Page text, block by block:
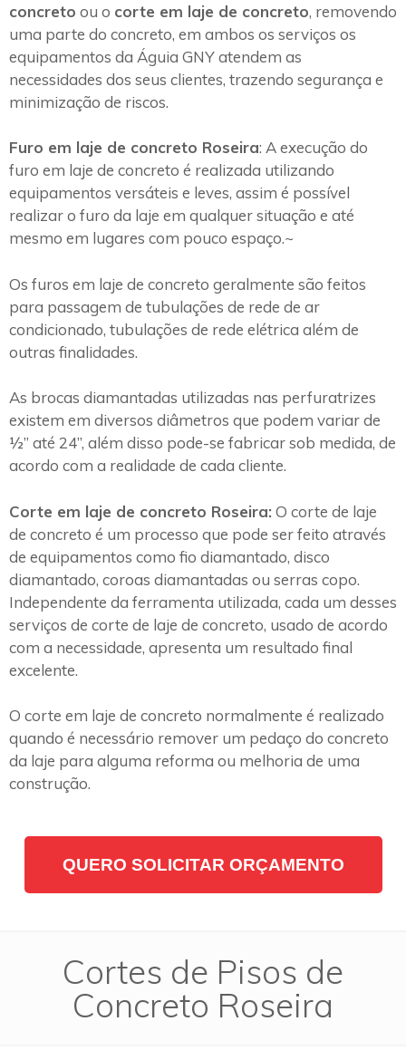
concreto ou o corte em laje de concreto, removendo
uma parte do concreto, em ambos os serviços os
equipamentos da Águia GNY atendem as
necessidades dos seus clientes, trazendo segurança e
minimização de riscos.
Furo em laje de concreto Roseira: A execução do
furo em laje de concreto é realizada utilizando
equipamentos versáteis e leves, assim é possível
realizar o furo da laje em qualquer situação e até
mesmo em lugares com pouco espaço.~
Os furos em laje de concreto geralmente são feitos
para passagem de tubulações de rede de ar
condicionado, tubulações de rede elétrica além de
outras finalidades.
As brocas diamantadas utilizadas nas perfuratrizes
existem em diversos diâmetros que podem variar de
½” até 24”, além disso pode-se fabricar sob medida, de
acordo com a realidade de cada cliente.
Corte em laje de concreto Roseira: O corte de laje
de concreto é um processo que pode ser feito através
de equipamentos como fio diamantado, disco
diamantado, coroas diamantadas ou serras copo.
Independente da ferramenta utilizada, cada um desses
serviços de corte de laje de concreto, usado de acordo
com a necessidade, apresenta um resultado final
excelente.
O corte em laje de concreto normalmente é realizado
quando é necessário remover um pedaço do concreto
da laje para alguma reforma ou melhoria de uma
construção.
QUERO SOLICITAR ORÇAMENTO
Cortes de Pisos de
Concreto Roseira